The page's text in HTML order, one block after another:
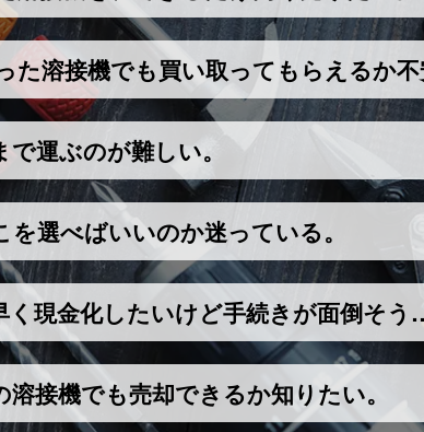
た溶接機でも買い取ってもらえるか
運ぶのが難しい。
選べばいいのか迷っている。
く現金化したいけど手続きが面倒そ
接機でも売却できるか知りたい。